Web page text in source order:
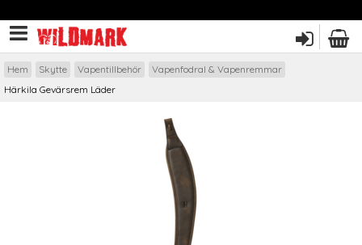
Hem Skytte Vapentillbehör
Vapenfodral & Vapenremmar
Härkila Gevärsrem Läder